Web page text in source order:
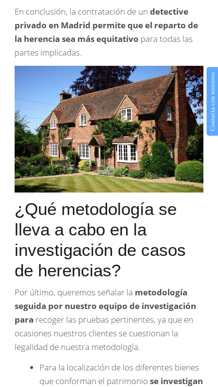
En conclusión, la contratación de un detective
privado en Madrid permite que el reparto de
la herencia sea más equitativo para todas las
partes implicadas.
¿Qué metodología se
lleva a cabo en la
investigación de casos
de herencias?
Por último, queremos señalar la metodología
seguida por nuestro equipo de investigación
para recoger las pruebas pertinentes, ya que en
ocasiones nuestros clientes se cuestionan la
legalidad de nuestra metodología.
Para la localización de los diferentes bienes
que conforman el patrimonio se investigan
Contacta con nosotros